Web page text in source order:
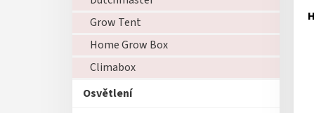
Grow Tent
Home Grow Box
Climabox
Osvětlení